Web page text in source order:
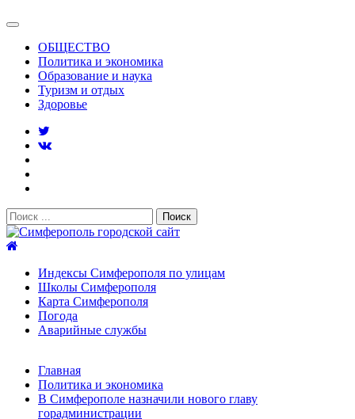
ОБЩЕСТВО
Политика и экономика
Образование и наука
Туризм и отдых
Здоровье
Поиск:
Индексы Симферополя по улицам
Школы Симферополя
Карта Симферополя
Погода
Аварийные службы
После атаки БПЛА на поезд Москва–Симферополь в
Крыму эвакуировали всех пассажиро...08.06.2026
Услуги дератизации в Симферополе и Крыму — цены,
Главная
Политика и экономика
В Симферополе назначили нового главу
горадминистрации